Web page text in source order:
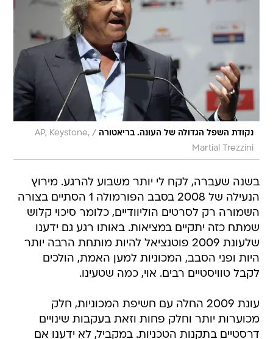
נקודת השפל הגדולה של העונה. בריאטורה /
AP, Keystone,
Martial Trezzini
בשנה שעברה, לקח לי יותר משבוע להרגע. מירוץ
הנעילה של 2008 בסבב הפורמולה 1 הסתיים בצורה
השמורה רק לסרטים הוליוודיים, כלומר סיכוי קלוש
שמתח כזה יתקיים במציאות. באותו רגע גם ידענו
שלעונת 2009 פוטנציאל להיות מותחת הרבה יותר
היות ופני הסבב, המכוניות למען האמת, הולכים
לקבל טוויסטיים רבים. אוי, כמה שטעינו.
עונת 2009 החלה עם חשיפת המכוניות, חלק
מכוערות יותר וחלק פחות וזאת בעקבות שינויים
דרסטיים בתקנות הטכניות. במקביל, לא ידענו אם